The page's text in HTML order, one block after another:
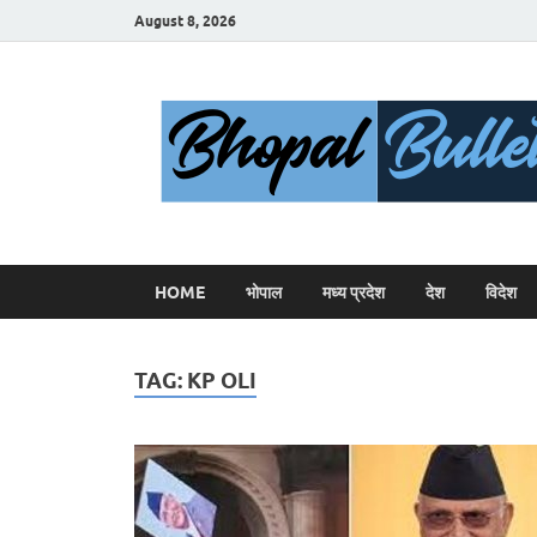
August 8, 2026
HOME भोपाल मध्य प्रदेश देश विदेश
TAG: KP OLI